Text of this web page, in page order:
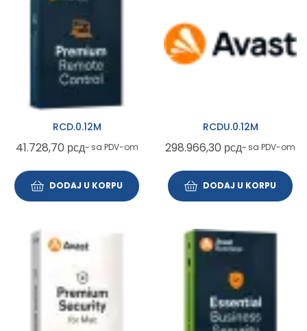
RCD.0.12M
41.728,70 рсд~ sa PDV-om
DODAJ U KORPU
RCDU.0.12M
298.966,30 рсд~ sa PDV-om
DODAJ U KORPU